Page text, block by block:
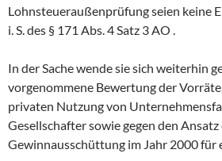
Lohnsteueraußenprüfung seien keine
i. S. des § 171 Abs. 4 Satz 3 AO .
In der Sache wende sie sich weiterhin
vorgenommene Bewertung der
privaten Nutzung von
Gesellschafter sowie gegen den
Gewinnausschüttung im Jahr 2000 für